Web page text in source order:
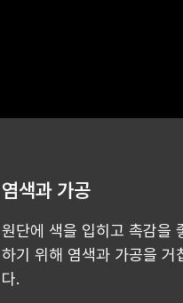
염색과 가공
원단에 색을 입히고 촉감을
하기 위해 염색과 가공을 거
다.